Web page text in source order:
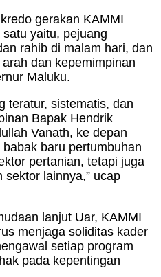
gerakan KAMMI
yaitu, pejuang
rahib di malam hari, dan
dan kepemimpinan
Maluku.
teratur, sistematis, dan
Bapak Hendrik
Vanath, ke depan
baru pertumbuhan
pertanian, tetapi juga
sektor lainnya,” ucap
lanjut Uar, KAMMI
menjaga soliditas kader
setiap program
pada kepentingan